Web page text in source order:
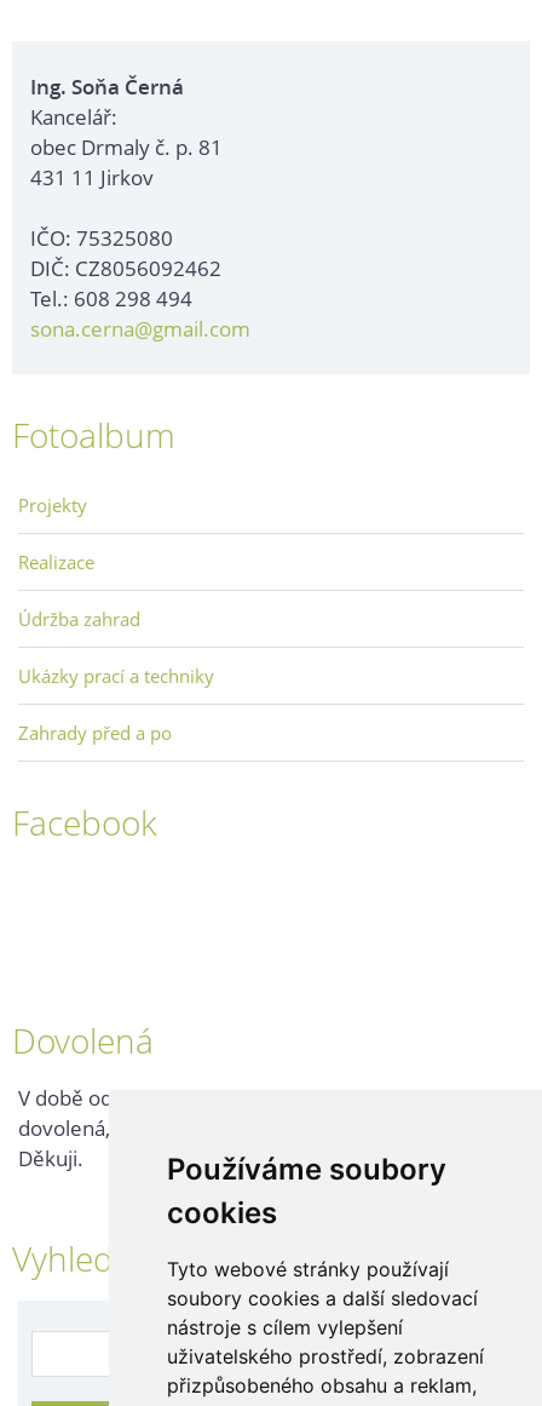
Používáme soubory
cookies
Tyto webové stránky používají
soubory cookies a další sledovací
nástroje s cílem vylepšení
uživatelského prostředí, zobrazení
přizpůsobeného obsahu a reklam,
Ing. Soňa Černá
Kancelář:
obec Drmaly č. p. 81
431 11 Jirkov
IČO: 75325080
DIČ: CZ8056092462
Tel.: 608 298 494
sona.cerna@gmail.com
Fotoalbum
Projekty
Realizace
Údržba zahrad
Ukázky prací a techniky
Zahrady před a po
Facebook
Dovolená
V době od 25. 7. - 2. 8. 2026 probíhá v naší firmě
dovolená, kontaktujte nás až po jejím ukončení.
Děkuji.
Vyhledávání